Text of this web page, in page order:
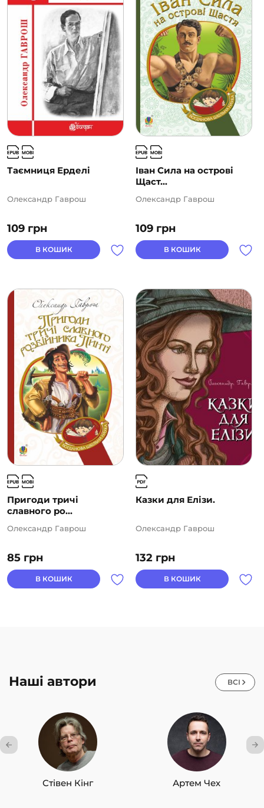
Таємниця Ерделі
109 грн
Олександр Гаврош
В КОШИК
Іван Сила на острові
Щаст...
109 грн
Олександр Гаврош
В КОШИК
Пригоди тричі
славного ро...
85 грн
Олександр Гаврош
В КОШИК
Казки для Елізи.
132 грн
Олександр Гаврош
В КОШИК
Наші автори ВСІ
Стівен Кінг Артем Чех